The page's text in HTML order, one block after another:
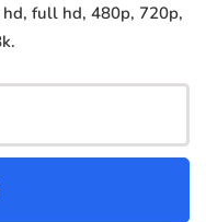
full hd, 480p, 720p,